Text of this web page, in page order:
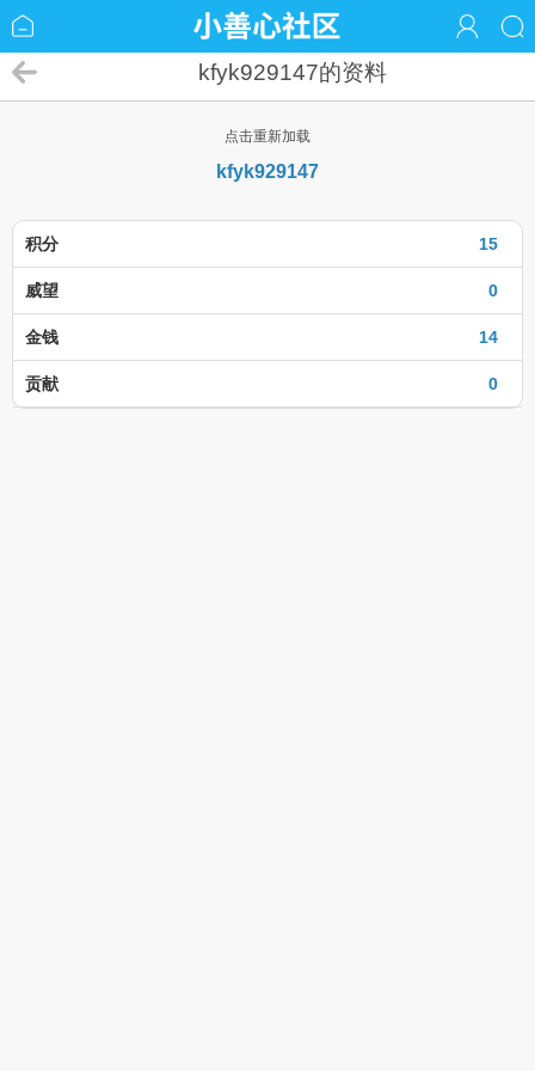
kfyk929147的资料
点击重新加载
kfyk929147
15
积分
0
威望
14
金钱
0
贡献